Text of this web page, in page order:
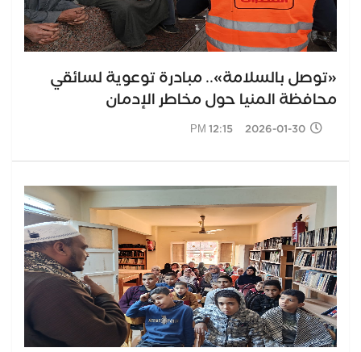
«توصل بالسلامة».. مبادرة توعوية لسائقي
محافظة المنيا حول مخاطر الإدمان
2026-01-30 12:15 PM